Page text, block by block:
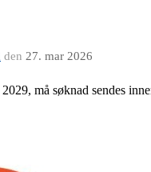
den 27. mar 2026
må søknad sendes